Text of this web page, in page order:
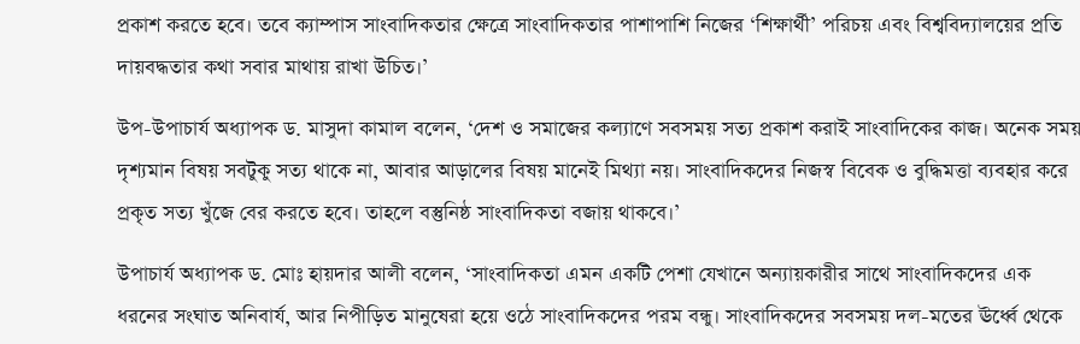
প্রকাশ করতে হবে। তবে ক্যাম্পাস সাংবাদিকতার ক্ষেত্রে সাংবাদিকতার পাশাপাশি নিজের ‘শিক্ষার্থী’ পরিচয় এবং বিশ্ববিদ্যালয়ের প্রতি
দায়বদ্ধতার কথা সবার মাথায় রাখা উচিত।’
উপ-উপাচার্য অধ্যাপক ড. মাসুদা কামাল বলেন, ‘দেশ ও সমাজের কল্যাণে সবসময় সত্য প্রকাশ করাই সাংবাদিকের কাজ। অনেক সময়
দৃশ্যমান বিষয় সবটুকু সত্য থাকে না, আবার আড়ালের বিষয় মানেই মিথ্যা নয়। সাংবাদিকদের নিজস্ব বিবেক ও বুদ্ধিমত্তা ব্যবহার করে
প্রকৃত সত্য খুঁজে বের করতে হবে। তাহলে বস্তুনিষ্ঠ সাংবাদিকতা বজায় থাকবে।’
উপাচার্য অধ্যাপক ড. মোঃ হায়দার আলী বলেন, ‘সাংবাদিকতা এমন একটি পেশা যেখানে অন্যায়কারীর সাথে সাংবাদিকদের এক
ধরনের সংঘাত অনিবার্য, আর নিপীড়িত মানুষেরা হয়ে ওঠে সাংবাদিকদের পরম বন্ধু। সাংবাদিকদের সবসময় দল-মতের ঊর্ধ্বে থেকে